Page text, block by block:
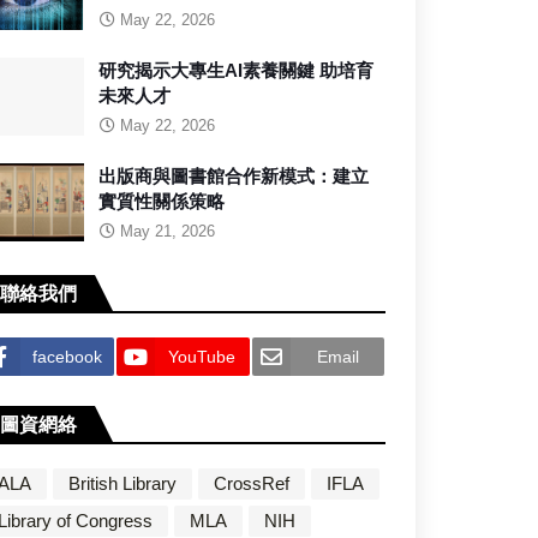
May 22, 2026
研究揭示大專生AI素養關鍵 助培育
未來人才
May 22, 2026
出版商與圖書館合作新模式：建立
實質性關係策略
May 21, 2026
聯絡我們
facebook YouTube Email
圖資網絡
British Library CrossRef
IFLA
of Congress
MLA NIH